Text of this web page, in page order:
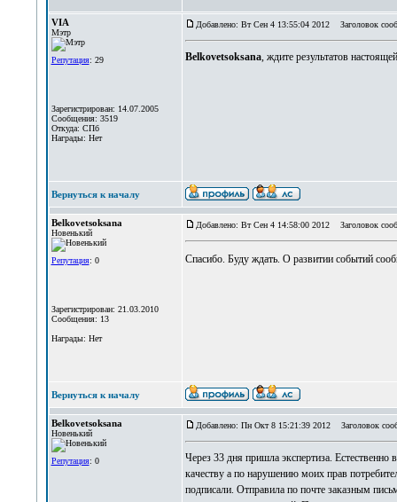
VIA
Мэтр
Репутация: 29
Зарегистрирован: 14.07.2005
Сообщения: 3519
Откуда: СПб
Награды: Нет
Добавлено: Вт Сен 4 13:55:04 2012 Заголовок
Belkovetsoksana, ждите результатов
Вернуться к началу
Belkovetsoksana
Новенький
Репутация: 0
Зарегистрирован: 21.03.2010
Сообщения: 13
Награды: Нет
Добавлено: Вт Сен 4 14:58:00 2012 Заголовок
Спасибо. Буду ждать. О развитии событий
Вернуться к началу
Belkovetsoksana
Новенький
Репутация: 0
Добавлено: Пн Окт 8 15:21:39 2012 Заголовок
Через 33 дня пришла экспертиза.
качеству а по нарушению моих прав
подписали. Отправила по почте заказным